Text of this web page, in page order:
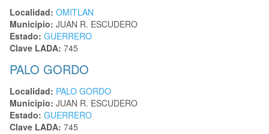
Localidad: OMITLAN
Municipio: JUAN R. ESCUDERO
Estado: GUERRERO
Clave LADA: 745
PALO GORDO
Localidad: PALO GORDO
Municipio: JUAN R. ESCUDERO
Estado: GUERRERO
Clave LADA: 745